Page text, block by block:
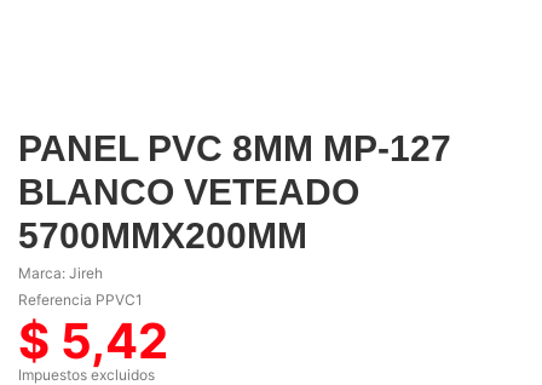
PANEL PVC 8MM MP-127
BLANCO VETEADO
5700MMX200MM
Marca: Jireh
Referencia PPVC1
$ 5,42
Impuestos excluidos